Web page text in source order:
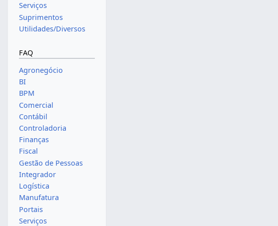
Serviços
Suprimentos
Utilidades/Diversos
FAQ
Agronegócio
BI
BPM
Comercial
Contábil
Controladoria
Finanças
Fiscal
Gestão de Pessoas
Integrador
Logística
Manufatura
Portais
Serviços